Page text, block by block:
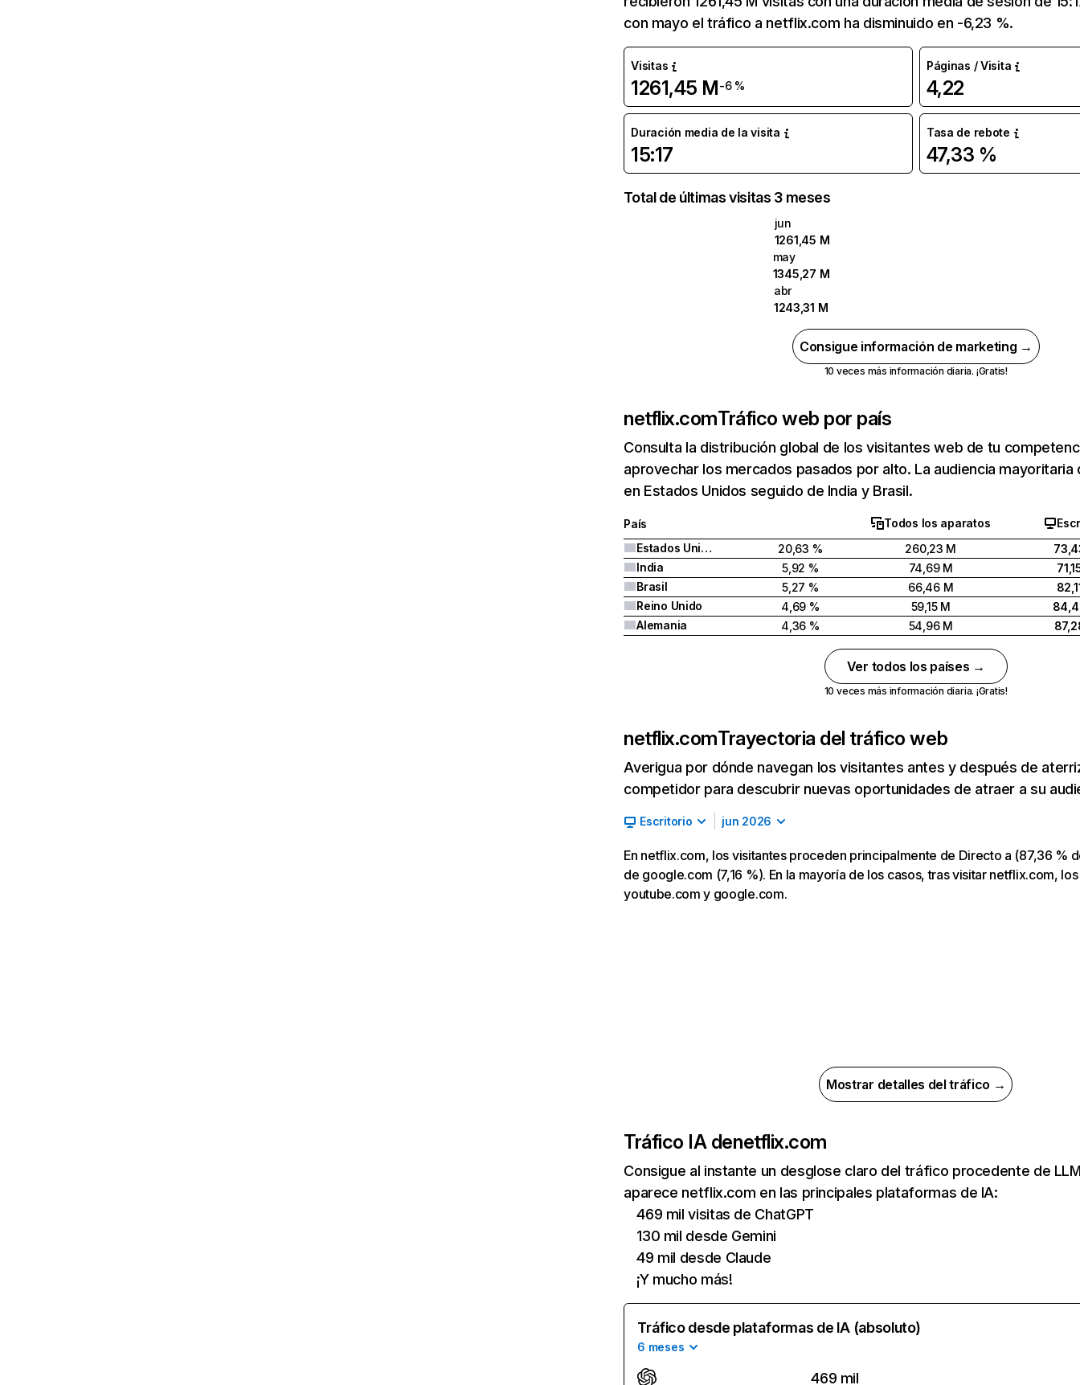
con mayo el tráfico a netflix.com ha disminuido en -6,23 %.
Visitas
1261,45 M-6 %
Páginas / Visita
4,22
Duración media de la visita
15:17
Tasa de rebote
47,33 %
Total de últimas visitas 3 meses
jun
1261,45 M
may
1345,27 M
abr
1243,31 M
Consigue información de marketing →
10 veces más información diaria. ¡Gratis!
netflix.comTráfico web por país
Consulta la distribución global de los visitantes web de tu
aprovechar los mercados pasados por alto. La audiencia
en Estados Unidos seguido de India y Brasil.
País Todos los aparatos
Estados Unidos
20,63 % 260,23 M
India
5,92 % 74,69 M
Brasil
5,27 % 66,46 M
Reino Unido
4,69 % 59,15 M
Alemania
4,36 % 54,96 M
Ver todos los países →
10 veces más información diaria. ¡Gratis!
netflix.comTrayectoria del tráfico web
Averigua por dónde navegan los visitantes antes y después de
competidor para descubrir nuevas oportunidades de atraer a su
Escritorio jun 2026
En netflix.com, los visitantes proceden principalmente de Directo a (87,36 %
de google.com (7,16 %). En la mayoría de los casos, tras visitar netflix.com,
youtube.com y google.com.
Mostrar detalles del tráfico →
Tráfico IA denetflix.com
Consigue al instante un desglose claro del tráfico procedente de
aparece netflix.com en las principales plataformas de IA:
469 mil visitas de ChatGPT
130 mil desde Gemini
49 mil desde Claude
¡Y mucho más!
Tráfico desde plataformas de IA (absoluto)
6 meses
469 mil